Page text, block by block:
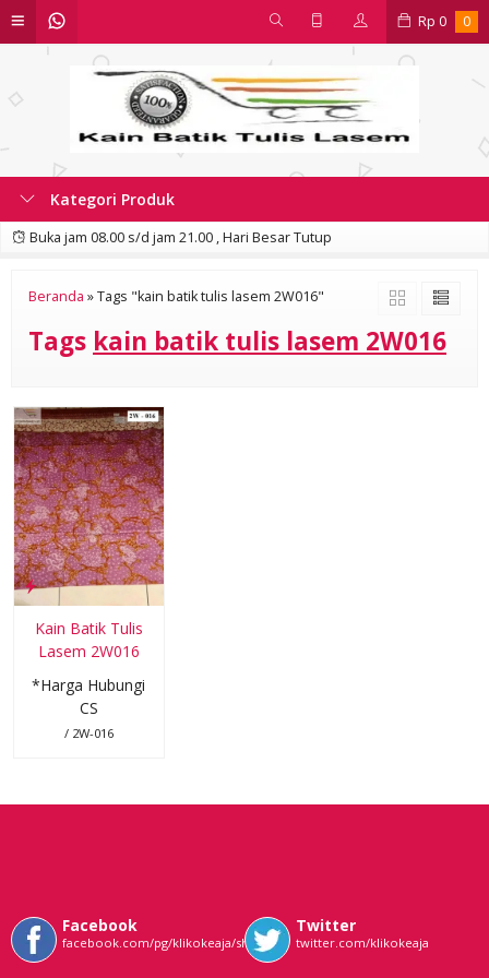
Rp 0 0
Kategori Produk
Buka jam 08.00 s/d jam 21.00 , Hari Besar Tutup
Beranda »Tags "kain batik tulis lasem 2W016"
Tags kain batik tulis lasem 2W016
Kain Batik Tulis
Lasem 2W016
*Harga Hubungi
CS
/ 2W-016
Facebook
facebook.com/pg/klikokeaja/shop/
Twitter
twitter.com/klikokeaja